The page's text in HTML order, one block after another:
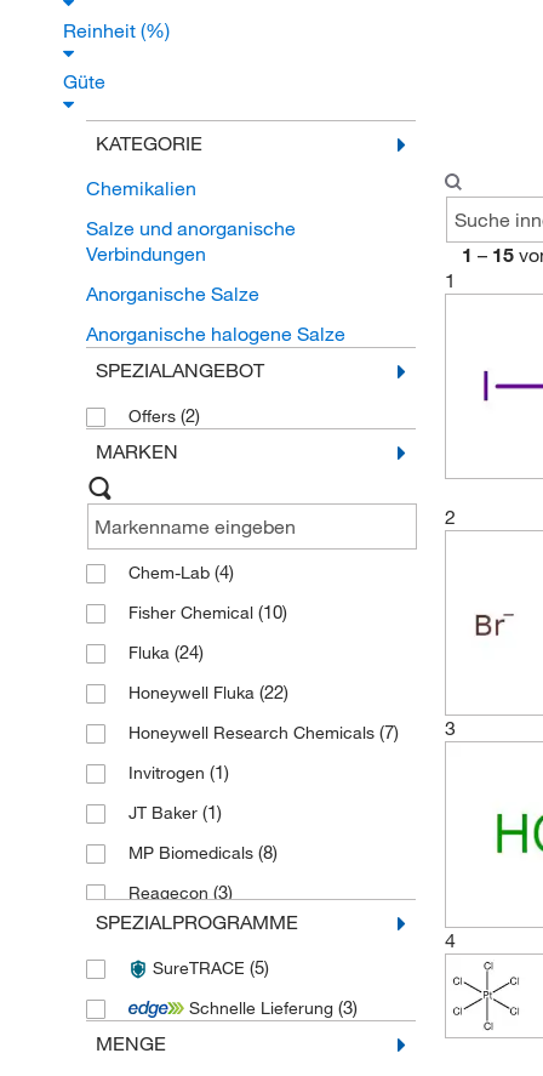
Reinheit (%)
Güte
KATEGORIE
Chemikalien
Salze und anorganische
Verbindungen
Anorganische Salze
Anorganische halogene Salze
SPEZIALANGEBOT
Offers (2)
MARKEN
Chem-Lab (4)
Fisher Chemical (10)
Fluka (24)
Honeywell Fluka (22)
Honeywell Research Chemicals (7)
Invitrogen (1)
JT Baker (1)
MP Biomedicals (8)
Reagecon (3)
Ricca Chemical Company
SPEX Certiprep(3)
Thermo Scientific Acros(77)
Thermo Scientific Alfa Aesar
SPEZIALPROGRAMME
SureTRACE (5)
Schnelle Lieferung (3)
MENGE
1 – 15
1
2
3
4